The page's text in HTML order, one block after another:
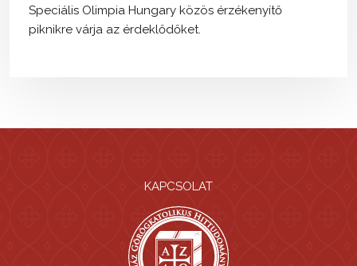
Speciális Olimpia Hungary közös érzékenyítő
piknikre várja az érdeklődőket.
KAPCSOLAT